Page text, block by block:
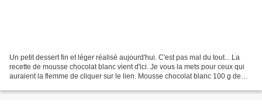
Un petit dessert fin et léger réalisé aujourd'hui. C'est pas mal du tout... La
recette de mousse chocolat blanc vient d'ici. Je vous la mets pour ceux qui
auraient la flemme de cliquer sur le lien. Mousse chocolat blanc 100 g de